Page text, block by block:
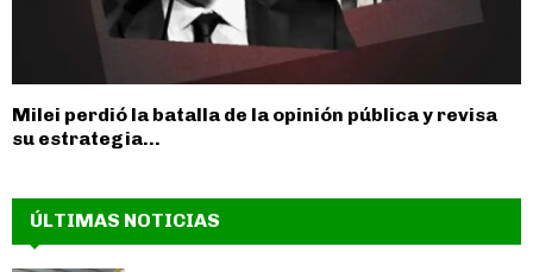
Milei perdió la batalla de la opinión pública y revisa
su estrategia...
ÚLTIMAS NOTICIAS